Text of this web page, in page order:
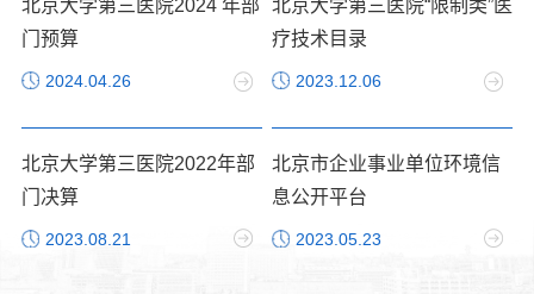
北京大学第三医院2024 年部
门预算
2024.04.26
北京大学第三医院“限制类”医
疗技术目录
2023.12.06
北京大学第三医院2022年部
门决算
2023.08.21
北京市企业事业单位环境信
息公开平台
2023.05.23